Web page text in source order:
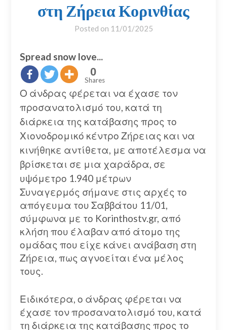
στη Ζήρεια Κορινθίας
Posted on 11/01/2025
Spread snow love...
0
Shares
Ο άνδρας φέρεται να έχασε τον
προσανατολισμό του, κατά τη
διάρκεια της κατάβασης προς το
Χιονοδρομικό κέντρο Ζήρειας και να
κινήθηκε αντίθετα, με αποτέλεσμα να
βρίσκεται σε μια χαράδρα, σε
υψόμετρο 1.940 μέτρων
Συναγερμός σήμανε στις αρχές το
απόγευμα του Σαββάτου 11/01,
σύμφωνα με το Korinthostv.gr, από
κλήση που έλαβαν από άτομο της
ομάδας που είχε κάνει ανάβαση στη
Ζήρεια, πως αγνοείται ένα μέλος
τους.
Ειδικότερα, ο άνδρας φέρεται να
έχασε τον προσανατολισμό του, κατά
τη διάρκεια της κατάβασης προς το